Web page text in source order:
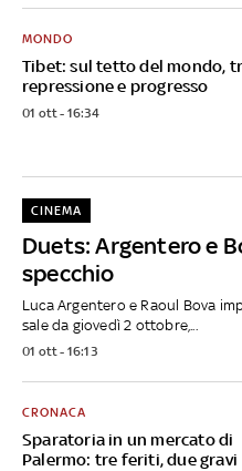
Tibet: sul tetto del mondo,
repressione e progresso
MONDO
01 ott - 16:34
Duets: Argentero e
specchio
CINEMA
Luca Argentero e Raoul Bova
sale da giovedì 2 ottobre,...
01 ott - 16:13
Sparatoria in un mercato di
Palermo: tre feriti, due gravi
CRONACA